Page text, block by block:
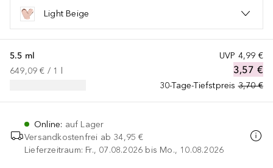
Light Beige
UVP 4,99 €
3,57 €
30-Tage-Tiefstpreis 3,70 €
5.5 ml
649,09 € / 1
Online: auf Lager
Versandkostenfrei ab 34,95 €
Lieferzeitraum: Fr., 07.08.2026 bis Mo., 10.08.2026